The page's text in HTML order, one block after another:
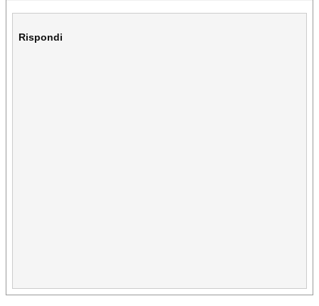
Rispondi